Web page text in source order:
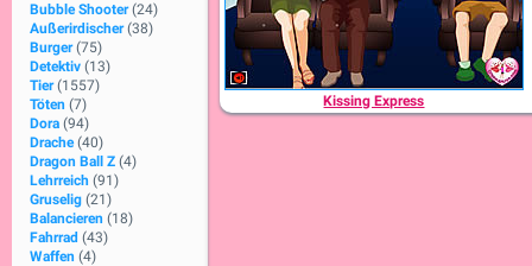
Bubble Shooter (24)
Außerirdischer (38)
Burger (75)
Detektiv (13)
Tier (1557)
Töten (7)
Dora (94)
Drache (40)
Dragon Ball Z (4)
Lehrreich (91)
Gruselig (21)
Balancieren (18)
Fahrrad (43)
Waffen (4)
Kissing Express